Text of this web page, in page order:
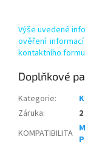
Výše uvedené
ověření
kontaktního
Doplňkové
Kategorie:
Záruka:
KOMPATIBILITA